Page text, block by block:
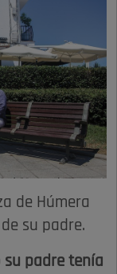
de Húmera
su padre.
su padre tenía